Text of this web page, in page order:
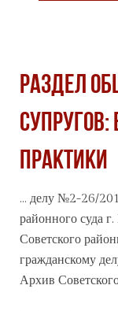
РАЗДЕЛ
ПРАКТИКИ
... делу №2-26/
районного суда
Советского
гражданскому
Архив